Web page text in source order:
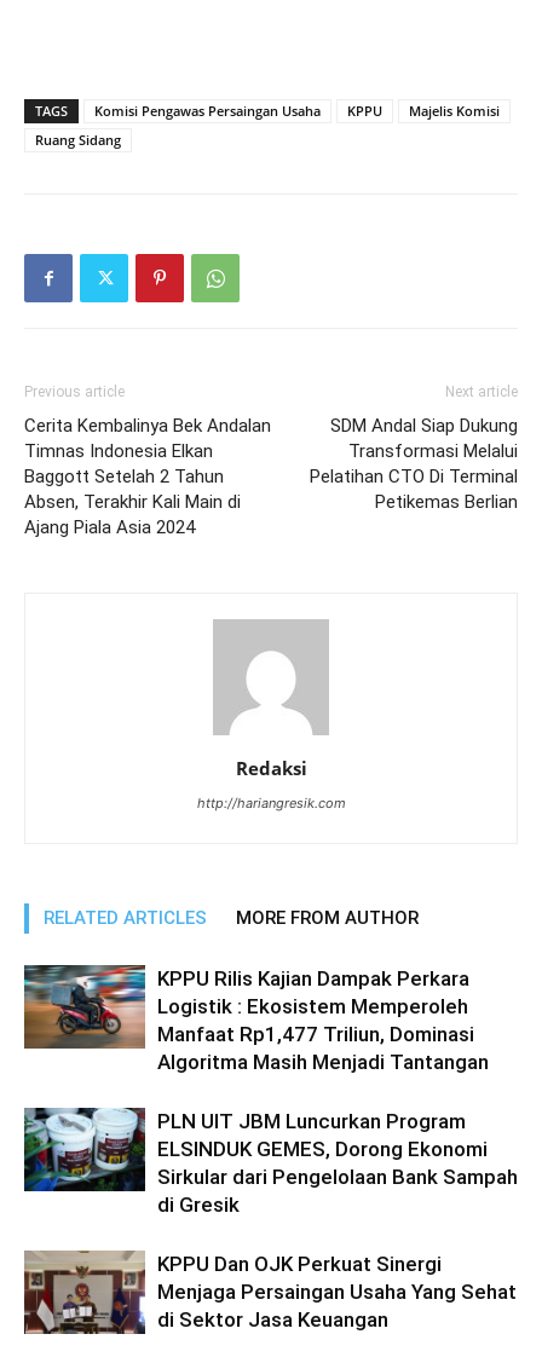
TAGS Komisi Pengawas Persaingan Usaha KPPU
Majelis Komisi
Ruang Sidang
Previous article
Cerita Kembalinya Bek Andalan
Timnas Indonesia Elkan
Baggott Setelah 2 Tahun
Absen, Terakhir Kali Main di
Ajang Piala Asia 2024
Next article
SDM Andal Siap Dukung
Transformasi Melalui
Pelatihan CTO Di Terminal
Petikemas Berlian
Redaksi
http://hariangresik.com
RELATED ARTICLES MORE FROM AUTHOR
KPPU Rilis Kajian Dampak Perkara
Logistik : Ekosistem Memperoleh
Manfaat Rp1,477 Triliun, Dominasi
Algoritma Masih Menjadi Tantangan
PLN UIT JBM Luncurkan Program
ELSINDUK GEMES, Dorong Ekonomi
Sirkular dari Pengelolaan Bank Sampah
di Gresik
KPPU Dan OJK Perkuat Sinergi
Menjaga Persaingan Usaha Yang Sehat
di Sektor Jasa Keuangan